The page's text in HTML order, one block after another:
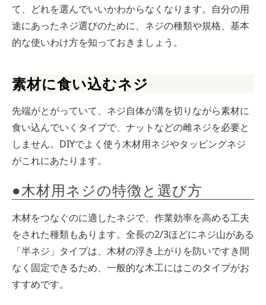
て、どれを選んでいいかわからなくなります。自分の用
途にあったネジ選びのために、ネジの種類や規格、基本
的な使いわけ方を知っておきましょう。
素材に食い込むネジ
先端がとがっていて、ネジ自体が溝を切りながら素材に
食い込んでいくタイプで、ナットなどの雌ネジを必要と
しません。DIYでよく使う木材用ネジやタッピングネジ
がこれにあたります。
●木材用ネジの特徴と選び方
木材をつなぐのに適したネジで、作業効率を高める工夫
をされた種類もあります。全長の2/3ほどにネジ山がある
「半ネジ」タイプは、木材の浮き上がりを防いですき間
なく固定できるため、一般的な木工にはこのタイプがお
すすめです。